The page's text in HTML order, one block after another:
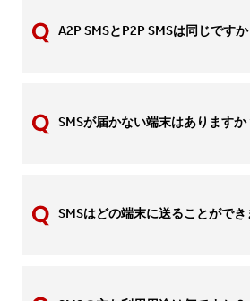
A2P SMSとP2P SMSは同じですか
SMSが届かない端末はありますか
SMSはどの端末に送ることができ